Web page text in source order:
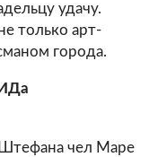
удачу.
только арт-
города.
чел Маре